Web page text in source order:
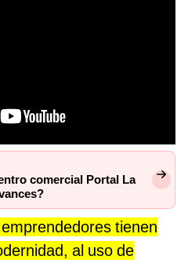
comercial Portal La
tienen
al uso de